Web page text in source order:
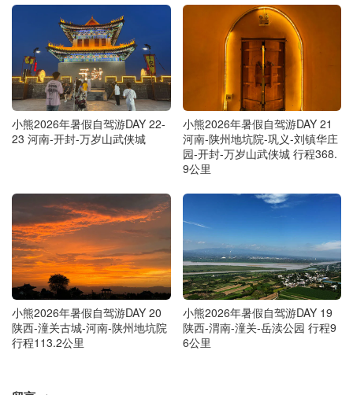
小熊2026年暑假自驾游DAY 22-
23 河南-开封-万岁山武侠城
小熊2026年暑假自驾游DAY 21
河南-陕州地坑院-巩义-刘镇华庄
园-开封-万岁山武侠城 行程368.
9公里
小熊2026年暑假自驾游DAY 20
陕西-潼关古城-河南-陕州地坑院
行程113.2公里
小熊2026年暑假自驾游DAY 19
陕西-渭南-潼关-岳渎公园 行程9
6公里